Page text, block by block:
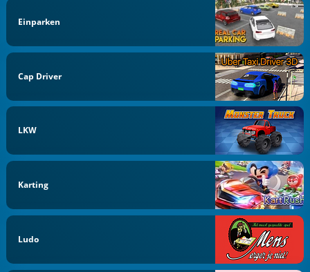
Einparken
Cap Driver
LKW
Karting
Ludo